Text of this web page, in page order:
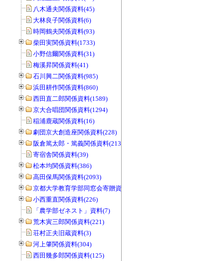
八木通夫関係資料(45)
大林良子関係資料(6)
時岡鶴夫関係資料(93)
柴田実関係資料(1733)
小野信爾関係資料(31)
梅溪昇関係資料(41)
石川興二関係資料(985)
浜田耕作関係資料(860)
西田直二郎関係資料(1589)
京大合唱団関係資料(1294)
稲浦鹿蔵関係資料(16)
劇団京大創造座関係資料(228)
阪倉篤太郎・篤義関係資料(213)
寄宿舎関係資料(39)
松本均関係資料(386)
高田保馬関係資料(2093)
京都大学教育学部同窓会寄贈資料(963)
小西重直関係資料(226)
「農学部ゼネスト」資料(7)
荒木寅三郎関係資料(221)
荘村正夫旧蔵資料(3)
河上肇関係資料(304)
西田幾多郎関係資料(125)